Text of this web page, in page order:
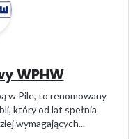
WPHW
w Pile, to renomowany
który od lat spełnia
wymagających...